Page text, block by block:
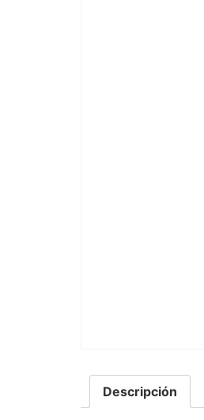
Descripción